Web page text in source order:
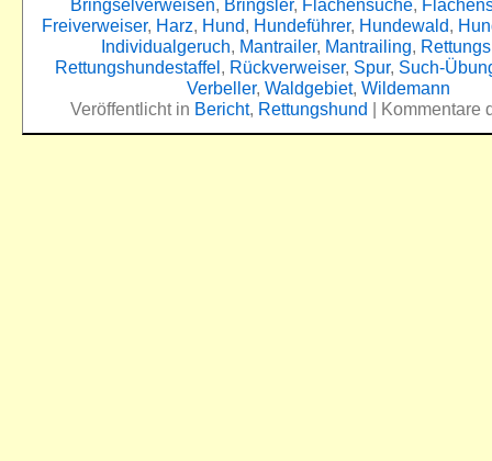
Bringselverweisen, Bringsler, Flächensuche,
Freiverweiser, Harz, Hund, Hundeführer, Hundewald,
Individualgeruch, Mantrailer, Mantrailing,
Rettungshundestaffel, Rückverweiser, Spur, Such-
Verbeller, Waldgebiet, Wildemann
Veröffentlicht in Bericht, Rettungshund | Kommentare